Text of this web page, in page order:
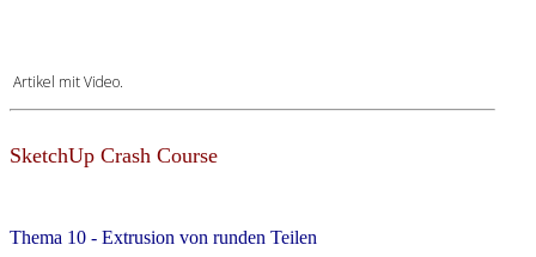
Artikel mit Video.
SketchUp Crash Course
Thema 10 - Extrusion von runden Teilen